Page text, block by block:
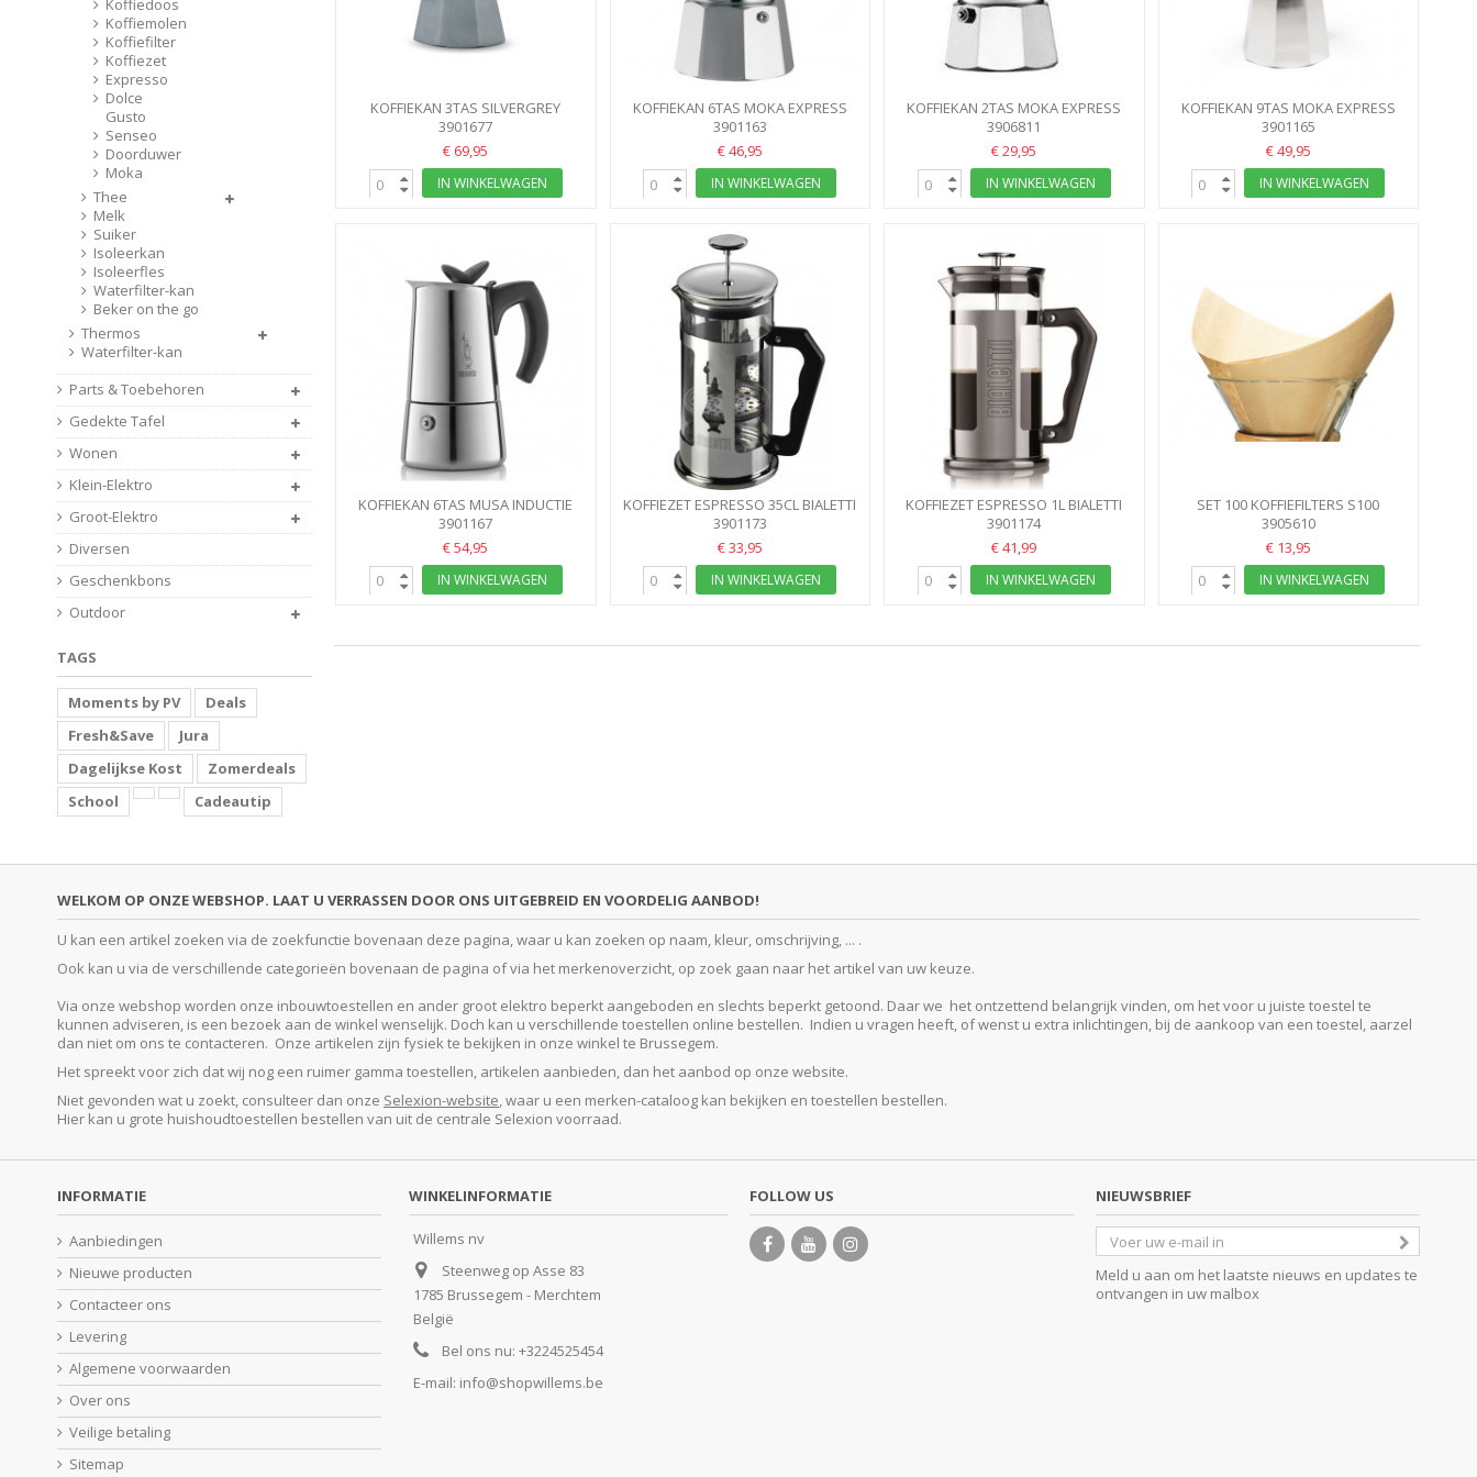
KOFFIEKAN 3TAS SILVERGREY
INDUCTIE BIALETTI
3901677
€ 69,95
IN WINKELWAGEN
KOFFIEKAN 6TAS MOKA EXPRESS
BIALETTI
3901163
€ 46,95
IN WINKELWAGEN
KOFFIEKAN 2TAS MOKA EXPRESS
BIALETTI
3906811
€ 29,95
IN WINKELWAGEN
KOFFIEKAN 9TAS MOKA EXPRESS
BIALETTI
3901165
€ 49,95
IN WINKELWAGEN
KOFFIEKAN 6TAS MUSA INDUCTIE
BIALETTI
3901167
€ 54,95
IN WINKELWAGEN
KOFFIEZET ESPRESSO 35CL BIALETTI
PREZIOSA FRENCH PRESS...
3901173
€ 33,95
IN WINKELWAGEN
KOFFIEZET ESPRESSO 1L BIALETTI
GLAS/INOX FRENCH PRESS MET...
3901174
€ 41,99
IN WINKELWAGEN
SET 100 KOFFIEFILTERS S100
VOORGEVOUWEN
3905610
€ 13,95
IN WINKELWAGEN
Koffiedoos
Koffiemolen
Koffiefilter
Koffiezet
Expresso
Dolce
Gusto
Senseo
Doorduwer
Moka
Thee
Melk
Suiker
Isoleerkan
Isoleerfles
Waterfilter-kan
Beker on the go
Thermos
Waterfilter-kan
Parts & Toebehoren
Gedekte Tafel
Wonen
Klein-Elektro
Groot-Elektro
Diversen
Geschenkbons
Outdoor
TAGS
Moments by PV
Deals
Fresh&Save
Jura
Dagelijkse Kost
Zomerdeals
School
Cadeautip
WELKOM OP ONZE WEBSHOP. LAAT U VERRASSEN DOOR ONS UITGEBREID EN VOORDELIG AANBOD!
U kan een artikel zoeken via de zoekfunctie bovenaan deze pagina, waar u kan zoeken op naam, kleur, omschrijving, ... .
Ook kan u via de verschillende categorieën bovenaan de pagina of via het merkenoverzicht, op zoek gaan naar het artikel van uw keuze.
Via onze webshop worden onze inbouwtoestellen en ander groot elektro beperkt aangeboden en slechts beperkt getoond. Daar we het ontzettend belangrijk vinden, om het voor u juiste toestel te
kunnen adviseren, is een bezoek aan de winkel wenselijk. Doch kan u verschillende toestellen online bestellen. Indien u vragen heeft, of wenst u extra inlichtingen, bij de aankoop van een toestel, aarzel
dan niet om ons te contacteren. Onze artikelen zijn fysiek te bekijken in onze winkel te Brussegem.
Het spreekt voor zich dat wij nog een ruimer gamma toestellen, artikelen aanbieden, dan het aanbod op onze website.
Niet gevonden wat u zoekt, consulteer dan onze Selexion-website, waar u een merken-cataloog kan bekijken en toestellen bestellen.
Hier kan u grote huishoudtoestellen bestellen van uit de centrale Selexion voorraad.
INFORMATIE
Aanbiedingen
Nieuwe producten
Contacteer ons
Levering
Algemene voorwaarden
Over ons
Veilige betaling
Sitemap
WINKELINFORMATIE
Willems nv
Steenweg op Asse 83
1785 Brussegem - Merchtem
België
Bel ons nu: +3224525454
E-mail: info@shopwillems.be
FOLLOW US NIEUWSBRIEF
Meld u aan om het laatste nieuws en updates te
ontvangen in uw malbox